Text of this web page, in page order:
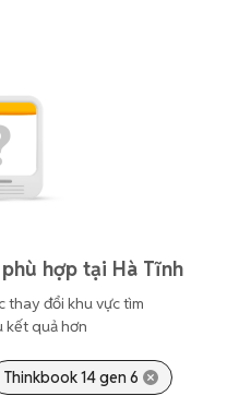
hợp tại Hà Tĩnh
thay đổi khu vực tìm
kết quả hơn
Thinkbook 14 gen 6